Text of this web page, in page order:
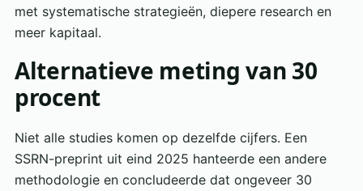
met systematische strategieën, diepere research en
meer kapitaal.
Alternatieve meting van 30
procent
Niet alle studies komen op dezelfde cijfers. Een
SSRN-preprint uit eind 2025 hanteerde een andere
methodologie en concludeerde dat ongeveer 30